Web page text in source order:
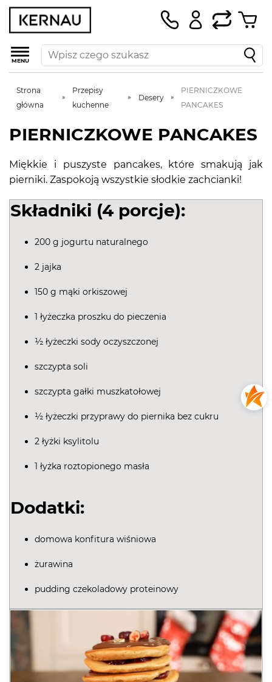
MENU
Strona
główna
Przepisy
kuchenne
Desery
PIERNICZKOWE
PANCAKES
PIERNICZKOWE PANCAKES
Miękkie i puszyste pancakes, które smakują jak
pierniki. Zaspokoją wszystkie słodkie zachcianki!
Składniki (4 porcje):
200 g jogurtu naturalnego
2 jajka
150 g mąki orkiszowej
1 łyżeczka proszku do pieczenia
½ łyżeczki sody oczyszczonej
szczypta soli
szczypta gałki muszkatołowej
½ łyżeczki przyprawy do piernika bez cukru
2 łyżki ksylitolu
1 łyżka roztopionego masła
Dodatki:
domowa konfitura wiśniowa
żurawina
pudding czekoladowy proteinowy